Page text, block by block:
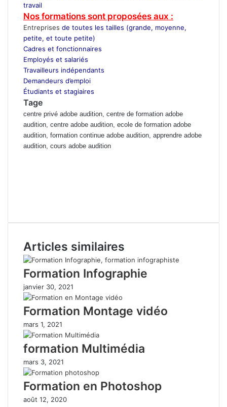
travail
Nos formations sont proposées aux :
Entreprises de toutes les tailles (grande, moyenne,
petite, et toute petite)
Cadres et fonctionnaires
Employés et salariés
Travailleurs indépendants
Demandeurs d’emploi
Étudiants et stagiaires
Tage
centre privé adobe audition, centre de formation adobe
audition, centre adobe audition, ecole de formation adobe
audition, formation continue adobe audition, apprendre adobe
audition, cours adobe audition
Articles similaires
Formation Infographie
janvier 30, 2021
Formation Montage vidéo
mars 1, 2021
formation Multimédia
mars 3, 2021
Formation en Photoshop
août 12, 2020